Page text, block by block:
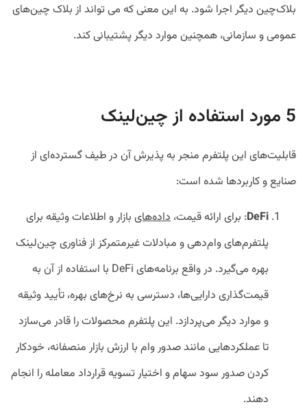
بلاک‌چین‌ دیگر اجرا شود. به این معنی که می تواند از بلاک چین‌های
عمومی و سازمانی، همچنین موارد دیگر پشتیبانی کند.
5 مورد استفاده از چین‌لینک
قابلیت‌های این پلتفرم منجر به پذیرش آن در طیف گسترده‌ای از
صنایع و کاربردها شده است:
DeFi: برای ارائه قیمت، داده‌های بازار و اطلاعات وثیقه برای
پلتفرم‌های وام‌دهی و مبادلات غیرمتمرکز از فناوری چین‌لینک
بهره می‌گیرد. در واقع برنامه‌های DeFi با استفاده از آن به
قیمت‌گذاری دارایی‌ها، دسترسی به نرخ‌های بهره، تأیید وثیقه
و موارد دیگر می‌پردازد. این پلتفرم محصولات را قادر می‌سازد
تا عملکردهایی مانند صدور وام با ارزش بازار منصفانه، خودکار
کردن صدور سود سهام و اختیار تسویه قرارداد معامله را انجام
دهند.